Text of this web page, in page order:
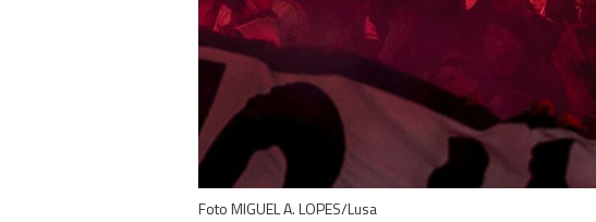
Foto MIGUEL A. LOPES/Lusa